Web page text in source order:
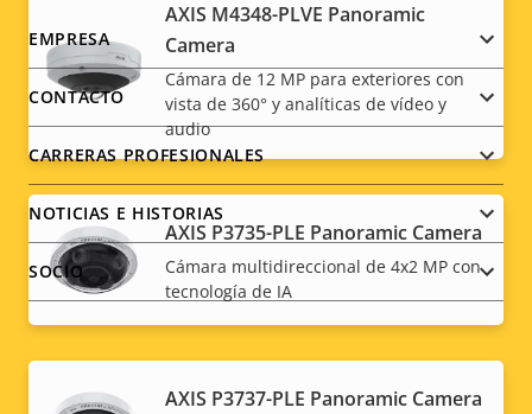
AXIS M4348-PLVE Panoramic
Camera
Cámara de 12 MP para exteriores con
vista de 360° y analíticas de vídeo y
audio
AXIS P3735-PLE Panoramic Camera
Cámara multidireccional de 4x2 MP con
tecnología de IA
AXIS P3737-PLE Panoramic Camera
Footer
menu
EMPRESA
CONTACTO
CARRERAS PROFESIONALES
NOTICIAS E HISTORIAS
SOCIO
Social